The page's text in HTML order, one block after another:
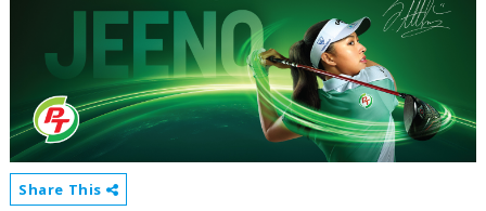
Share This